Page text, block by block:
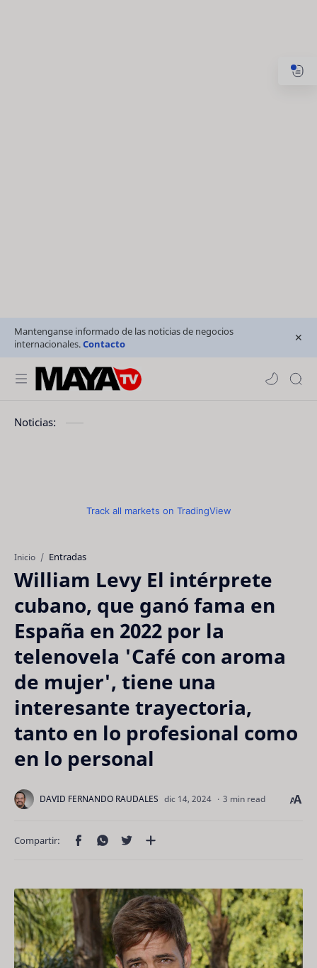
Mantenganse informado de las noticias de negocios
internacionales.Contacto
Noticias:
Track all markets on TradingView
Inicio Entradas
William Levy El intérprete
cubano, que ganó fama en
España en 2022 por la
telenovela 'Café con aroma
de mujer', tiene una
interesante trayectoria,
tanto en lo profesional como
en lo personal
3 min read